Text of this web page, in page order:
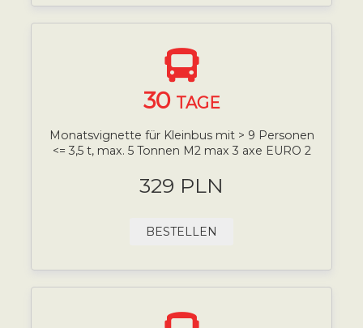
30 TAGE
Monatsvignette für Kleinbus mit > 9 Personen
<= 3,5 t, max. 5 Tonnen M2 max 3 axe EURO 2
329 PLN
BESTELLEN